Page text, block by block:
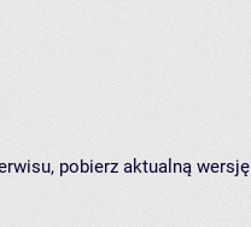
pobierz aktualną wersję